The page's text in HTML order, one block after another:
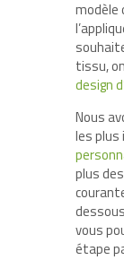
modèle
tissu,
design
Nous
les
plus
vous
étape